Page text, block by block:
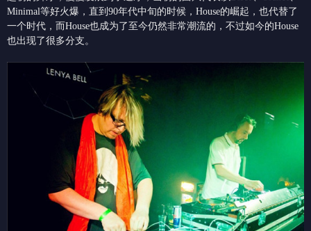
Minimal等好火爆，直到90年代中旬的时候，House的崛起，也代替了
一个时代，而House也成为了至今仍然非常潮流的，不过如今的House
也出现了很多分支。